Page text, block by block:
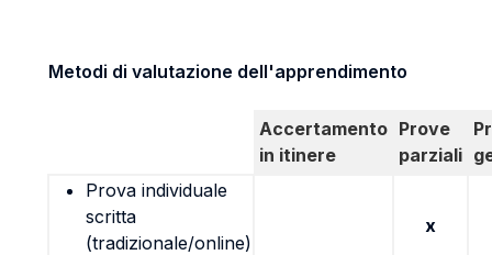
Metodi di valutazione dell'apprendimento
Accertamento
in itinere
Prove
parziali
Prova individuale
scritta
(tradizionale/online)
x